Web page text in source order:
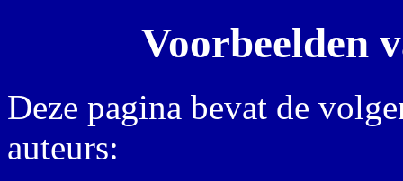
Voorbeelden
Deze pagina bevat de
auteurs: